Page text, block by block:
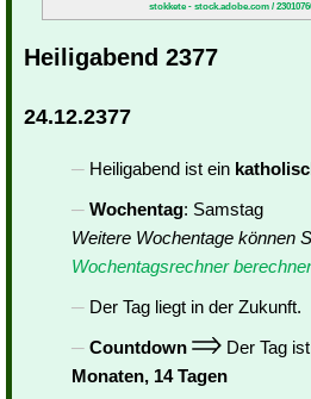
stokkete - stock.adobe.com /
Heiligabend 2377
24.12.2377
Heiligabend ist ein
Wochentag: Samstag
Weitere Wochentage können
Wochentagsrechner
Der Tag liegt in der Zukunft.
Countdown
Der Tag
Monaten, 14 Tagen